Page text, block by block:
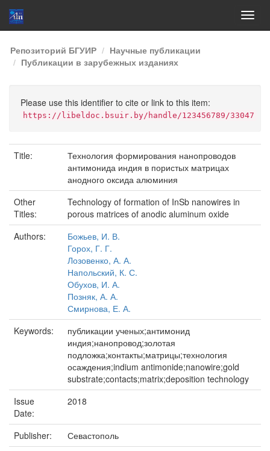
Skip
navigation
Репозиторий БГУИР
Научные публикации
Публикации в зарубежных изданиях
Please use this identifier to cite or link to this item:
https://libeldoc.bsuir.by/handle/123456789/33047
Title:
Технология формирования нанопроводов
антимонида индия в пористых матрицах
анодного оксида алюминия
Other
Titles:
Technology of formation of InSb nanowires in
porous matrices of anodic aluminum oxide
Authors:
Божьев, И. В.
Горох, Г. Г.
Лозовенко, А. А.
Напольский, К. С.
Обухов, И. А.
Позняк, А. А.
Смирнова, Е. А.
Keywords:
публикации ученых;антимонид
индия;нанопровод;золотая
подложка;контакты;матрицы;технология
осаждения;indium antimonide;nanowire;gold
substrate;contacts;matrix;deposition technology
Issue
Date:
2018
Publisher:
Севастополь